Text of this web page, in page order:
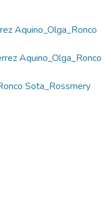
Aquino_Olga_Ronco
Aquino_Olga_Ronco
Sota_Rossmery